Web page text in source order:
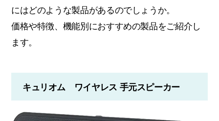
にはどのような製品があるのでしょうか。
価格や特徴、機能別におすすめの製品をご紹介し
ます。
キュリオム ワイヤレス 手元スピーカー